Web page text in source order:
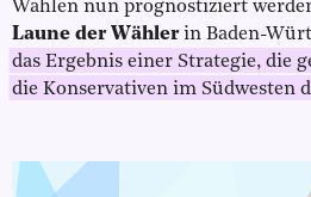
Wahlen nun prognostiziert
Laune der Wählerin Baden-
das Ergebnis einer Strategie, die
die Konservativen im Südwesten